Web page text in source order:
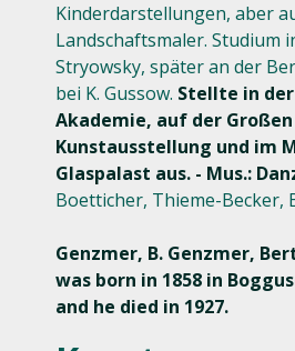
Kinderdarstellungen, aber
Landschaftsmaler. Studium
Stryowsky, später an der
bei K. Gussow. Stellte in
Akademie, auf der
Kunstausstellung und im
Glaspalast aus. - Mus.:
Boetticher, Thieme-Becker,
Genzmer, B. Genzmer,
was born in 1858 in
and he died in 1927.